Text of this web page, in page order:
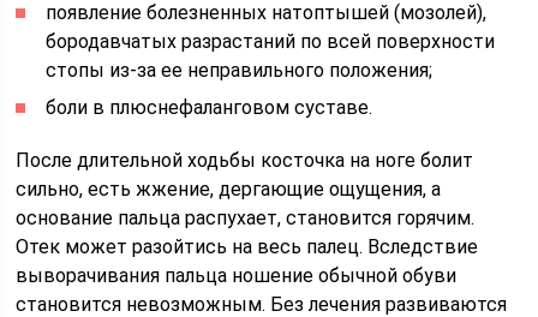
появление болезненных натоптышей (мозолей),
бородавчатых разрастаний по всей поверхности
стопы из-за ее неправильного положения;
боли в плюснефаланговом суставе.
После длительной ходьбы косточка на ноге болит
сильно, есть жжение, дергающие ощущения, а
основание пальца распухает, становится горячим.
Отек может разойтись на весь палец. Вследствие
выворачивания пальца ношение обычной обуви
становится невозможным. Без лечения развиваются